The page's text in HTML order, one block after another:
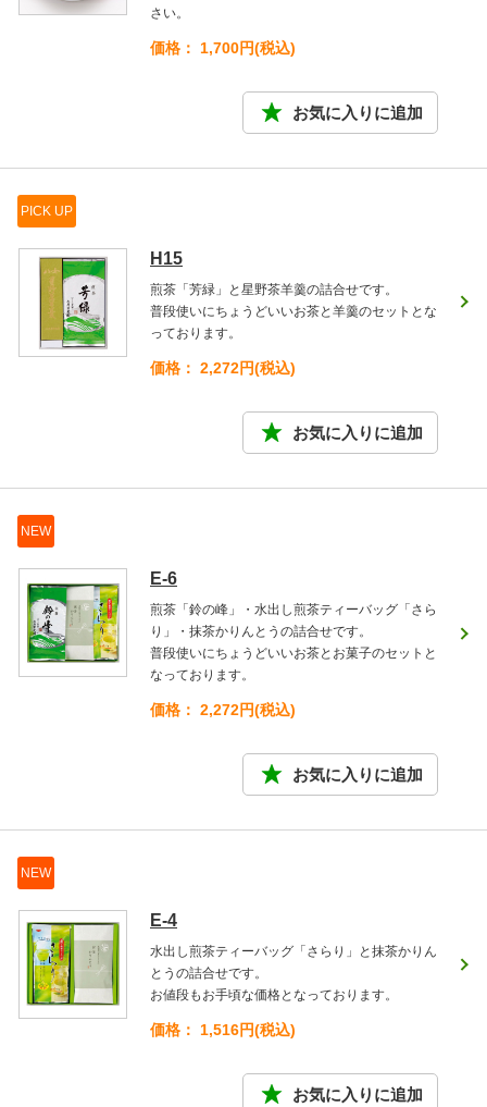
さい。
価格： 1,700円(税込)
PICK UP
H15
煎茶「芳緑」と星野茶羊羹の詰合せです。
普段使いにちょうどいいお茶と羊羹のセットとな
っております。
価格： 2,272円(税込)
NEW
E-6
煎茶「鈴の峰」・水出し煎茶ティーバッグ「さら
り」・抹茶かりんとうの詰合せです。
普段使いにちょうどいいお茶とお菓子のセットと
なっております。
価格： 2,272円(税込)
NEW
E-4
水出し煎茶ティーバッグ「さらり」と抹茶かりん
とうの詰合せです。
お値段もお手頃な価格となっております。
価格： 1,516円(税込)